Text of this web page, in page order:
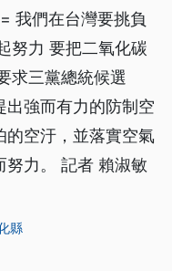
我們在台灣要挑負
努力 要把二氧化碳
求三黨總統候選
出強而有力的防制空
的空汙，並落實空氣
努力。 記者 賴淑敏
縣